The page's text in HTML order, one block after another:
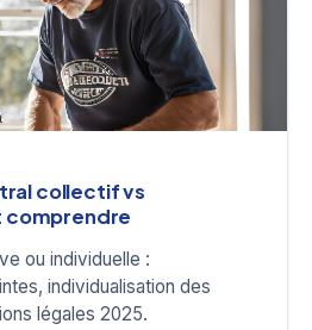
collectif vs
comprendre
ou individuelle :
individualisation des
légales 2025.